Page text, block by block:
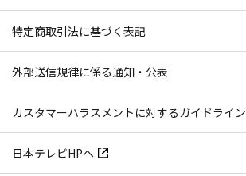
特定商取引法に基づく表記
外部送信規律に係る通知・公表
カスタマーハラスメントに対するガイドライン
日本テレビHPへ